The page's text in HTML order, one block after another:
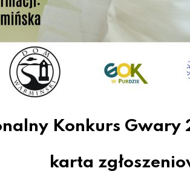
Konkurs Gwary
karta